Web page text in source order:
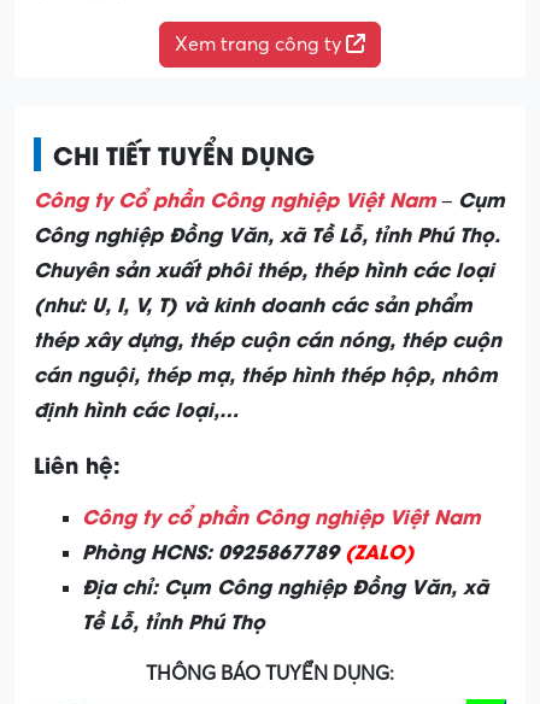
Xem trang công ty
CHI TIẾT TUYỂN DỤNG
Công ty Cổ phần Công nghiệp Việt Nam– Cụm
Công nghiệp Đồng Văn, xã Tề Lỗ, tỉnh Phú Thọ.
Chuyên sản xuất phôi thép, thép hình các loại
(như: U, I, V, T) và kinh doanh các sản phẩm
thép xây dựng, thép cuộn cán nóng, thép cuộn
cán nguội, thép mạ, thép hình thép hộp, nhôm
định hình các loại,…
Liên hệ:
Công ty cổ phần Công nghiệp Việt Nam
Phòng HCNS: 0925867789(ZALO)
Địa chỉ: Cụm Công nghiệp Đồng Văn, xã
Tề Lỗ, tỉnh Phú Thọ
THÔNG BÁO TUYỂN DỤNG: